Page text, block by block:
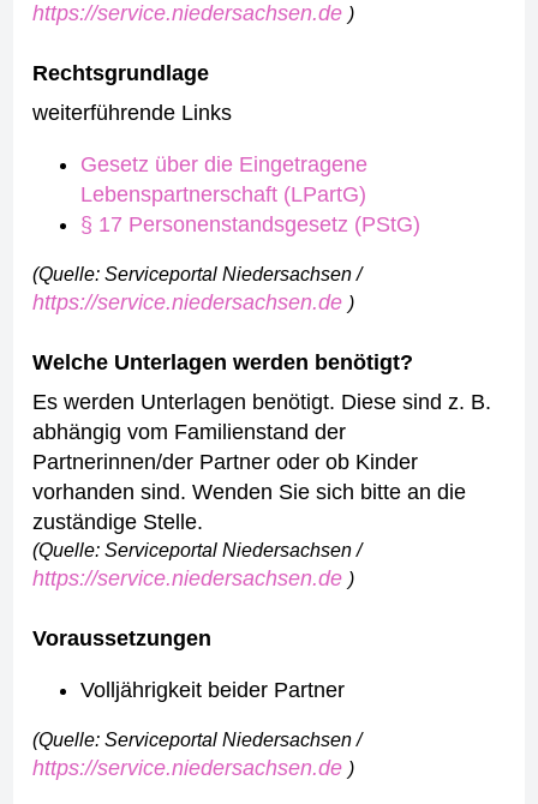
https://service.niedersachsen.de )
Rechtsgrundlage
weiterführende Links
Gesetz über die Eingetragene
Lebenspartnerschaft (LPartG)
§ 17 Personenstandsgesetz (PStG)
(Quelle: Serviceportal Niedersachsen /
https://service.niedersachsen.de )
Welche Unterlagen werden benötigt?
Es werden Unterlagen benötigt. Diese sind z. B.
abhängig vom Familienstand der
Partnerinnen/der Partner oder ob Kinder
vorhanden sind. Wenden Sie sich bitte an die
zuständige Stelle.
(Quelle: Serviceportal Niedersachsen /
https://service.niedersachsen.de )
Voraussetzungen
Volljährigkeit beider Partner
(Quelle: Serviceportal Niedersachsen /
https://service.niedersachsen.de )